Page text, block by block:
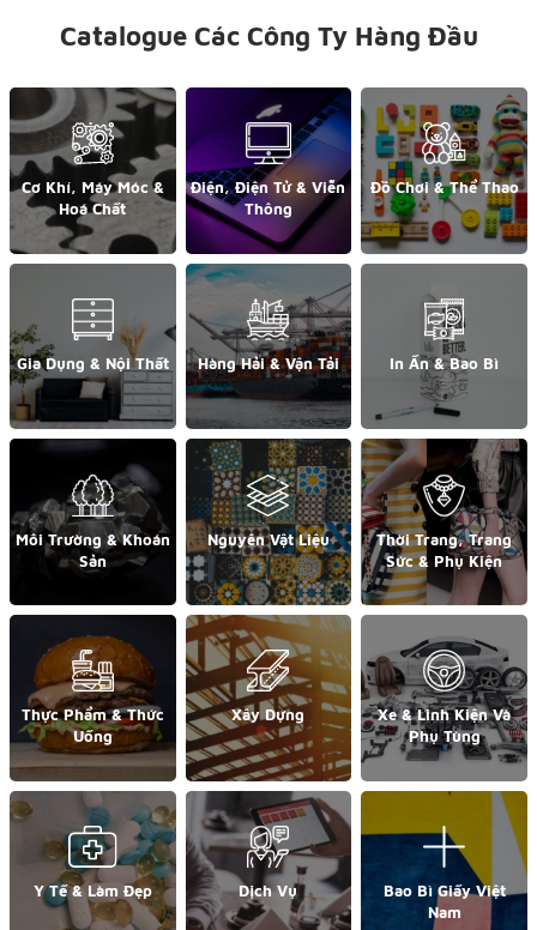
Catalogue Các Công Ty Hàng Đầu
Cơ Khí, Máy Móc &
Hoá Chất
Điện, Điện Tử & Viễn
Thông
Đồ Chơi & Thể Thao
Gia Dụng & Nội Thất Hàng Hải & Vận Tải In Ấn & Bao Bì
Môi Trường & Khoán
Sản
Nguyên Vật Liệu
Thời Trang, Trang
Sức & Phụ Kiện
Thực Phẩm & Thức
Uống
Xây Dựng
Xe & Linh Kiện Và
Phụ Tùng
Y Tế & Làm Đẹp Dịch Vụ
Bao Bì Giấy Việt
Nam